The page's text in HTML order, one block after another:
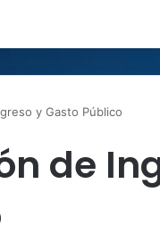
y Gasto Público
de